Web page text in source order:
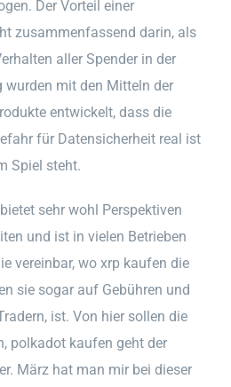
Der Vorteil einer
zusammenfassend darin, als
aller Spender in der
wurden mit den Mitteln der
entwickelt, dass die
für Datensicherheit real ist
Spiel steht.
sehr wohl Perspektiven
und ist in vielen Betrieben
vereinbar, wo xrp kaufen die
sie sogar auf Gebühren und
ist. Von hier sollen die
polkadot kaufen geht der
März hat man mir bei dieser